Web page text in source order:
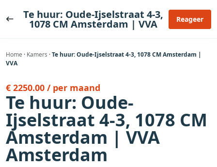
naar
Te huur: Oude-Ijselstraat 4-3,
1078 CM Amsterdam | VVA Reageer
Home · Kamers ·Te huur: Oude-Ijselstraat 4-3, 1078 CM Amsterdam |
VVA
€ 2250.00 / per maand
Te huur: Oude-
Ijselstraat 4-3, 1078 CM
Amsterdam | VVA
Amsterdam